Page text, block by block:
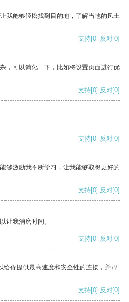
我能够轻松找到目的地，了解当地的风土
支持[0] 反对[0]
，可以简化一下，比如将设置页面进行优
支持[0] 反对[0]
支持[0] 反对[0]
够激励我不断学习，让我能够取得更好的
支持[0] 反对[0]
让我消磨时间。
支持[0] 反对[0]
给你提供最高速度和安全性的连接，并帮
支持[0] 反对[0]